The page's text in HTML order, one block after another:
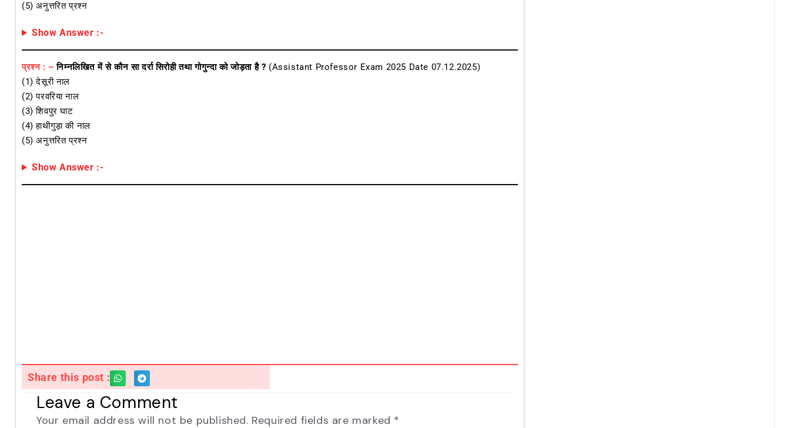
(5) अनुत्तरित प्रश्न
Show Answer :-
प्रश्न : – निम्नलिखित में से कौन सा दर्रा सिरोही तथा गोगुन्दा को जोड़ता है ? (Assistant Professor Exam 2025 Date 07.12.2025)
(1) देसूरी नाल
(2) परवरिया नाल
(3) शिवपुर घाट
(4) हाथीगुड़ा की नाल
(5) अनुत्तरित प्रश्न
Show Answer :-
Share this post :
Leave a Comment
Your email address will not be published. Required fields are marked *